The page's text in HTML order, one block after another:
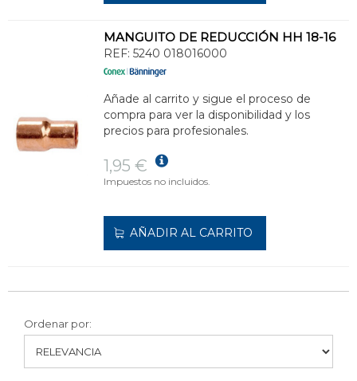
MANGUITO DE REDUCCIÓN HH 18-16
REF: 5240 018016000
Añade al carrito y sigue el proceso de
compra para ver la disponibilidad y los
precios para profesionales.
1,95 €
Impuestos no incluidos.
AÑADIR AL CARRITO
Ordenar por: